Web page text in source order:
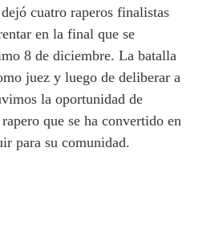
cuatro raperos finalistas
en la final que se
8 de diciembre. La batalla
juez y luego de deliberar a
la oportunidad de
que se ha convertido en
para su comunidad.